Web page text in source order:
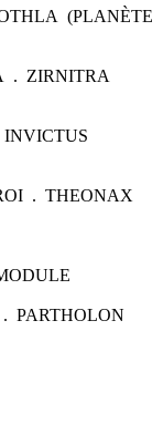
(PLANÈTE
. ZIRNITRA
. THEONAX
PARTHOLON